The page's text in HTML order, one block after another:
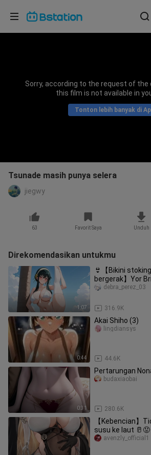
Sorry, according to the request of the
this film is not available in
Tonton lebih banyak di
Tsunade masih punya selera
jiegwy
63 Favorit Saya Unduh
Direkomendasikan untukmu
1:07
👙【Bikini
bergerak】Yor
316.9K
debra_perez_03
0:44
Akai Shiho (3)
44.6K
lingdiansys
0:31
Pertarungan
280.6K
budaxiaobai
【Kebencian】
susu ke laut 🥛😡
avenzly_official1
Pilih bahasa
Bahasa Indonesia